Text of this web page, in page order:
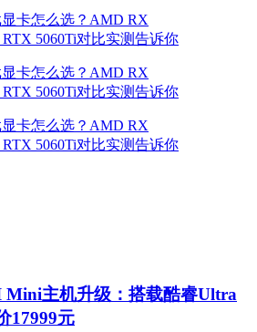
Mini主机升级：搭载酷睿Ultra
17999元